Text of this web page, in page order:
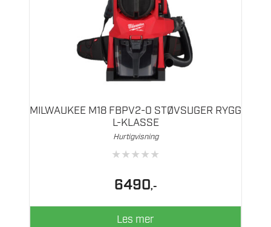
MILWAUKEE M18 FBPV2-0 STØVSUGER RYGG
L-KLASSE
Hurtigvisning
★★★★★
6490,-
Les mer